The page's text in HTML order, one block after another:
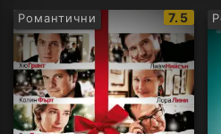
Романтични
IMDb
7.5